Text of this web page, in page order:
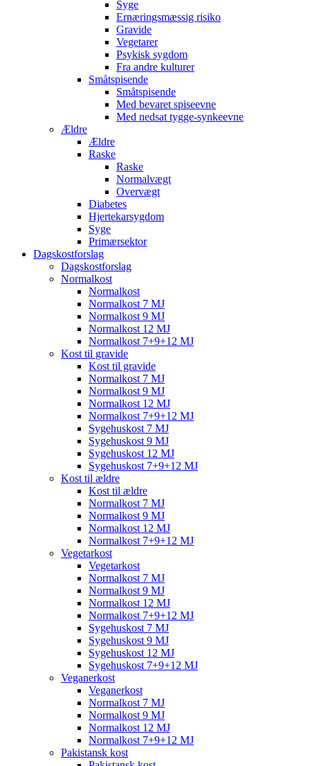
Syge
Ernæringsmæssig risiko
Gravide
Vegetarer
Psykisk sygdom
Fra andre kulturer
Småtspisende
Småtspisende
Med bevaret spiseevne
Med nedsat tygge-synkeevne
Ældre
Ældre
Raske
Raske
Normalvægt
Overvægt
Diabetes
Hjertekarsygdom
Syge
Primærsektor
Dagskostforslag
Dagskostforslag
Normalkost
Normalkost
Normalkost 7 MJ
Normalkost 9 MJ
Normalkost 12 MJ
Normalkost 7+9+12 MJ
Kost til gravide
Kost til gravide
Normalkost 7 MJ
Normalkost 9 MJ
Normalkost 12 MJ
Normalkost 7+9+12 MJ
Sygehuskost 7 MJ
Sygehuskost 9 MJ
Sygehuskost 12 MJ
Sygehuskost 7+9+12 MJ
Kost til ældre
Kost til ældre
Normalkost 7 MJ
Normalkost 9 MJ
Normalkost 12 MJ
Normalkost 7+9+12 MJ
Vegetarkost
Vegetarkost
Normalkost 7 MJ
Normalkost 9 MJ
Normalkost 12 MJ
Normalkost 7+9+12 MJ
Sygehuskost 7 MJ
Sygehuskost 9 MJ
Sygehuskost 12 MJ
Sygehuskost 7+9+12 MJ
Veganerkost
Veganerkost
Normalkost 7 MJ
Normalkost 9 MJ
Normalkost 12 MJ
Normalkost 7+9+12 MJ
Pakistansk kost